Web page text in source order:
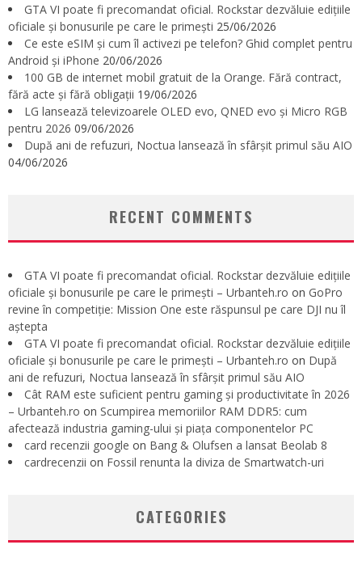
GTA VI poate fi precomandat oficial. Rockstar dezvăluie edițiile
oficiale și bonusurile pe care le primești 25/06/2026
Ce este eSIM și cum îl activezi pe telefon? Ghid complet pentru
Android și iPhone 20/06/2026
100 GB de internet mobil gratuit de la Orange. Fără contract,
fără acte și fără obligații 19/06/2026
LG lansează televizoarele OLED evo, QNED evo și Micro RGB
pentru 2026 09/06/2026
După ani de refuzuri, Noctua lansează în sfârșit primul său AIO
04/06/2026
RECENT COMMENTS
GTA VI poate fi precomandat oficial. Rockstar dezvăluie edițiile
oficiale și bonusurile pe care le primești – Urbanteh.ro on GoPro
revine în competiție: Mission One este răspunsul pe care DJI nu îl
aștepta
GTA VI poate fi precomandat oficial. Rockstar dezvăluie edițiile
oficiale și bonusurile pe care le primești – Urbanteh.ro on După
ani de refuzuri, Noctua lansează în sfârșit primul său AIO
Cât RAM este suficient pentru gaming și productivitate în 2026
– Urbanteh.ro on Scumpirea memoriilor RAM DDR5: cum
afectează industria gaming-ului și piața componentelor PC
card recenzii google on Bang & Olufsen a lansat Beolab 8
cardrecenzii on Fossil renunta la diviza de Smartwatch-uri
CATEGORIES